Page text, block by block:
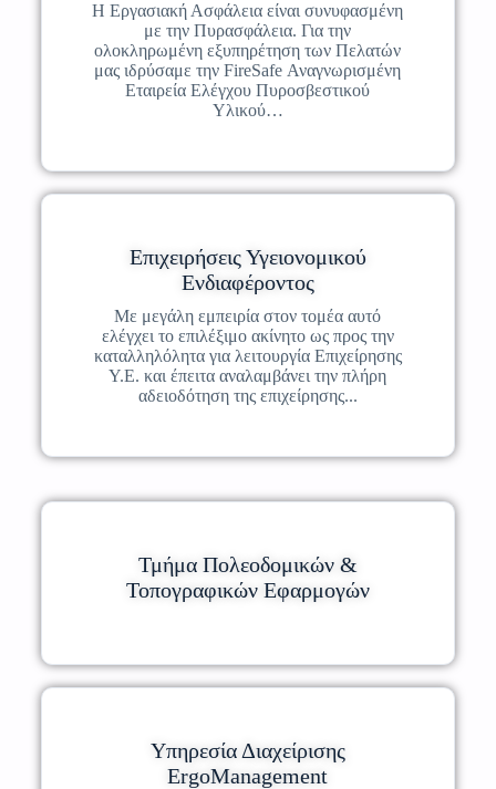
Η Εργασιακή Ασφάλεια είναι συνυφασμένη
με την Πυρασφάλεια. Για την
ολοκληρωμένη εξυπηρέτηση των Πελατών
μας ιδρύσαμε την FireSafe Αναγνωρισμένη
Εταιρεία Ελέγχου Πυροσβεστικού
Υλικού…
Επιχειρήσεις Υγειονομικού
Ενδιαφέροντος
Με μεγάλη εμπειρία στον τομέα αυτό
ελέγχει το επιλέξιμο ακίνητο ως προς την
καταλληλόλητα για λειτουργία Επιχείρησης
Υ.Ε. και έπειτα αναλαμβάνει την πλήρη
αδειοδότηση της επιχείρησης...
Τμήμα Πολεοδομικών &
Τοπογραφικών Εφαρμογών
Υπηρεσία Διαχείρισης
ErgoManagement